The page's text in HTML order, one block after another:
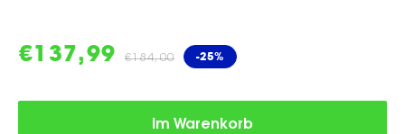
Verkaufspreis
€137,99 Normaler
€184,00 -25%
Im Warenkorb